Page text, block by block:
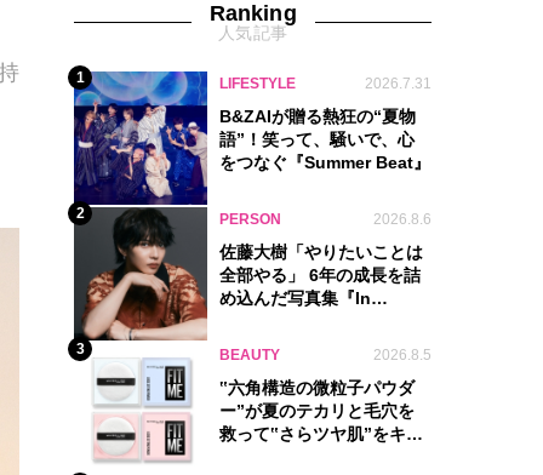
Ranking
人気記事
1 LIFESTYLE 2026.7.31
B&ZAIが贈る熱狂の“夏物
語”！笑って、騒いで、心
をつなぐ『Summer Beat』
2 PERSON 2026.8.6
佐藤大樹「やりたいことは
全部やる」 6年の成長を詰
め込んだ写真集『In
3 BEAUTY 2026.8.5
‟六角構造の微粒子パウダ
ー”が夏のテカリと毛穴を
救って‟さらツヤ肌”をキー